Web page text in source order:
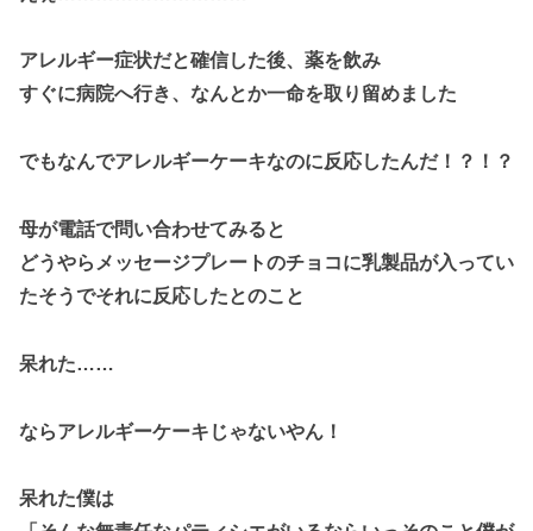
アレルギー症状だと確信した後、薬を飲み
すぐに病院へ行き、なんとか一命を取り留めました
でもなんでアレルギーケーキなのに反応したんだ！？！？
母が電話で問い合わせてみると
どうやらメッセージプレートのチョコに乳製品が入ってい
たそうでそれに反応したとのこと
呆れた……
ならアレルギーケーキじゃないやん！
呆れた僕は